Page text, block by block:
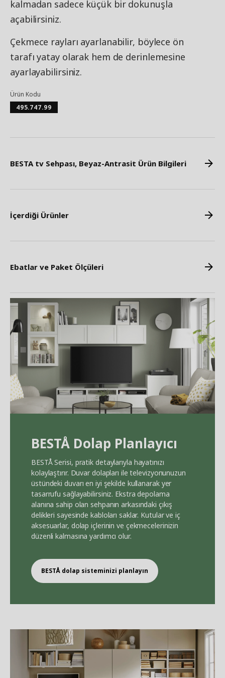
kalmadan sadece küçük bir dokunuşla
açabilirsiniz.
Çekmece rayları ayarlanabilir, böylece ön
tarafı yatay olarak hem de derinlemesine
ayarlayabilirsiniz.
Ürün Kodu
495.747.99
BESTA tv Sehpası, Beyaz-Antrasit Ürün Bilgileri
İçerdiği Ürünler
Ebatlar ve Paket Ölçüleri
BESTÅ Dolap Planlayıcı
BESTÅSerisi, pratik detaylarıyla hayatınızı
kolaylaştırır. Duvar dolapları ile televizyonunuzun
üstündeki duvarı en iyi şekilde kullanarak yer
tasarrufu sağlayabilirsiniz. Ekstra depolama
alanına sahip olan sehpanın arkasındaki çıkış
delikleri sayesinde kabloları saklar. Kutular ve iç
aksesuarlar, dolap içlerinin ve çekmecelerinizin
düzenli kalmasına yardımcı olur.
BESTÅ dolap sisteminizi planlayın